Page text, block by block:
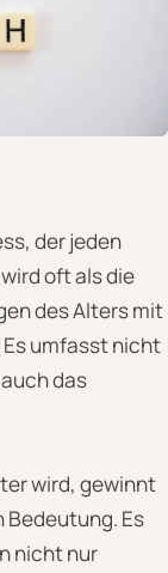
der jeden
oft als die
des Alters mit
umfasst nicht
das
wird, gewinnt
Bedeutung. Es
nicht nur